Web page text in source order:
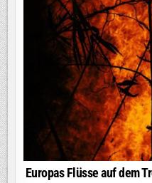
Europas Flüsse auf dem